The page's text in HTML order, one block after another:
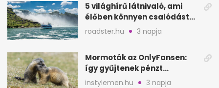
5 világhírű látnivaló, ami
élőben könnyen csalódást
okozhat
roadster.hu 3 napja
Mormoták az OnlyFansen:
így gyűjtenek pénzt
amerikai kutatók
instylemen.hu 3 napja